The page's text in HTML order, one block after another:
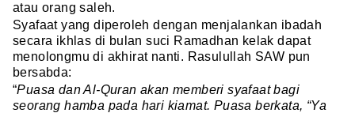
atau orang saleh.
Syafaat yang diperoleh dengan menjalankan ibadah
secara ikhlas di bulan suci Ramadhan kelak dapat
menolongmu di akhirat nanti. Rasulullah SAW pun
bersabda:
“Puasa dan Al-Quran akan memberi syafaat bagi
seorang hamba pada hari kiamat. Puasa berkata, “Ya